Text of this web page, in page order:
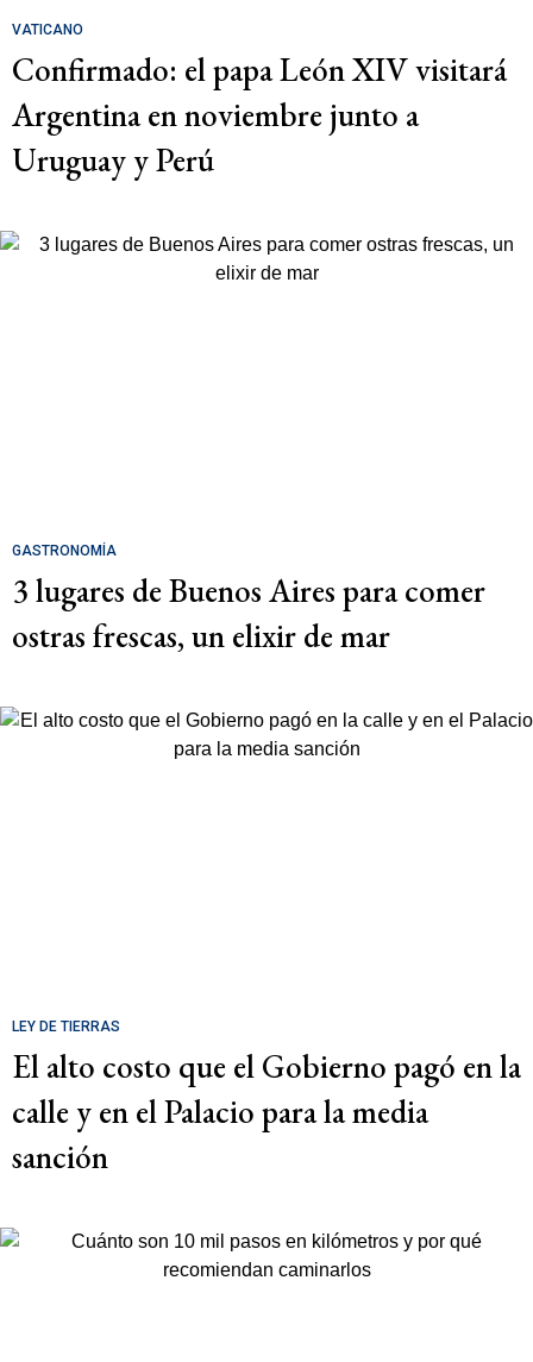
VATICANO
Confirmado: el papa León XIV visitará
Argentina en noviembre junto a
Uruguay y Perú
GASTRONOMÍA
3 lugares de Buenos Aires para comer
ostras frescas, un elixir de mar
LEY DE TIERRAS
El alto costo que el Gobierno pagó en la
calle y en el Palacio para la media
sanción